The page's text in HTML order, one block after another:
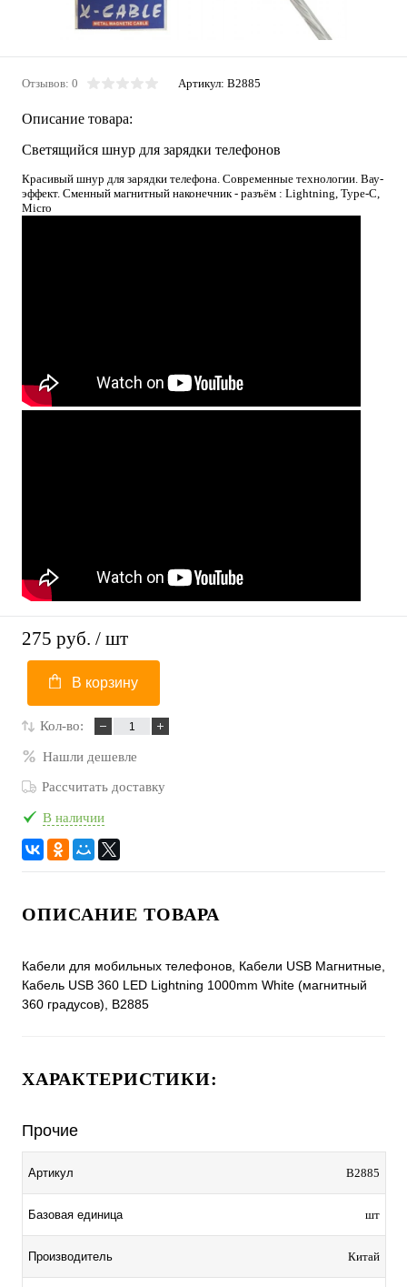
Отзывов: 0 Артикул: B2885
Описание товара:
Светящийся шнур для зарядки телефонов
Красивый шнур для зарядки телефона. Современные технологии. Вау-
эффект. Сменный магнитный наконечник - разъём : Lightning, Type-C,
Micro
275 руб. / шт
В корзину
Кол-во:
Нашли дешевле
Рассчитать доставку
В наличии
ОПИСАНИЕ ТОВАРА
Кабели для мобильных телефонов, Кабели USB Магнитные,
Кабель USB 360 LED Lightning 1000mm White (магнитный
360 градусов), B2885
ХАРАКТЕРИСТИКИ:
Прочие
Артикул B2885
Базовая единица шт
Производитель Китай